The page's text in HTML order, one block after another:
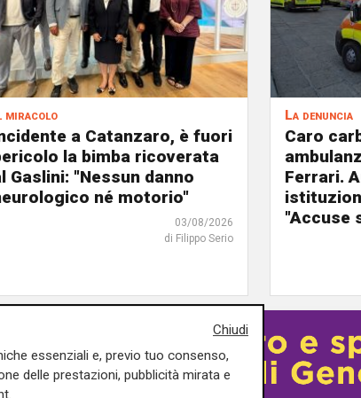
miracolo
a Catanzaro, è fuori
la bimba ricoverata
Gaslini: "Nessun danno
né motorio"
03/08/2026
di Filippo Serio
La denuncia
Caro
Ferrari.
"Accuse
Chiudi
essenziali e, previo tuo consenso,
delle prestazioni, pubblicità mirata e